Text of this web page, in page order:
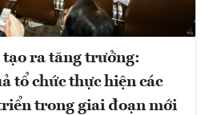
tạo ra tăng trưởng:
tổ chức thực hiện các
trong giai đoạn mới